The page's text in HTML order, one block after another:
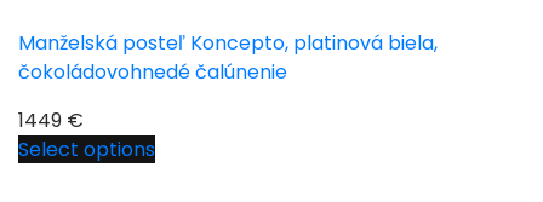
Manželská posteľ Koncepto, platinová biela,
čokoládovohnedé čalúnenie
1449 €
Select options